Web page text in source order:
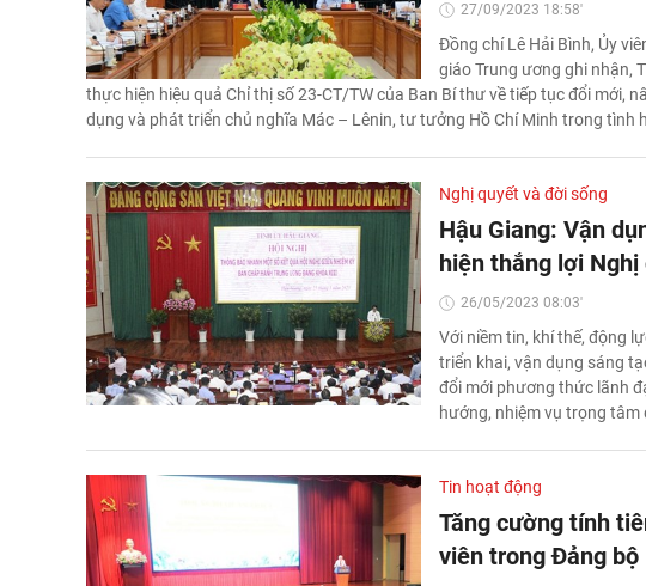
27/09/2023 18:58'
Đồng chí Lê Hải Bình, Ủy
giáo Trung ương ghi nhận,
thực hiện hiệu quả Chỉ thị số 23-CT/TW của Ban Bí thư về tiếp tục đổi mới,
dụng và phát triển chủ nghĩa Mác – Lênin, tư tưởng Hồ Chí Minh trong tình
Nghị quyết và đời sống
Hậu Giang: Vận
hiện thắng lợi
26/05/2023 08:03'
Với niềm tin, khí thế, động
triển khai, vận dụng sáng
đổi mới phương thức lãnh
hướng, nhiệm vụ trọng tâm
Tin hoạt động
Tăng cường tính
viên trong Đảng bộ